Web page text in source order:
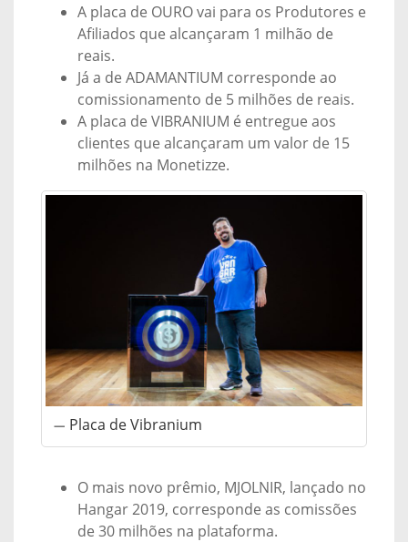
A placa de OURO vai para os Produtores e
Afiliados que alcançaram 1 milhão de
reais.
Já a de ADAMANTIUM corresponde ao
comissionamento de 5 milhões de reais.
A placa de VIBRANIUM é entregue aos
clientes que alcançaram um valor de 15
milhões na Monetizze.
Placa de Vibranium
O mais novo prêmio, MJOLNIR, lançado no
Hangar 2019, corresponde as comissões
de 30 milhões na plataforma.